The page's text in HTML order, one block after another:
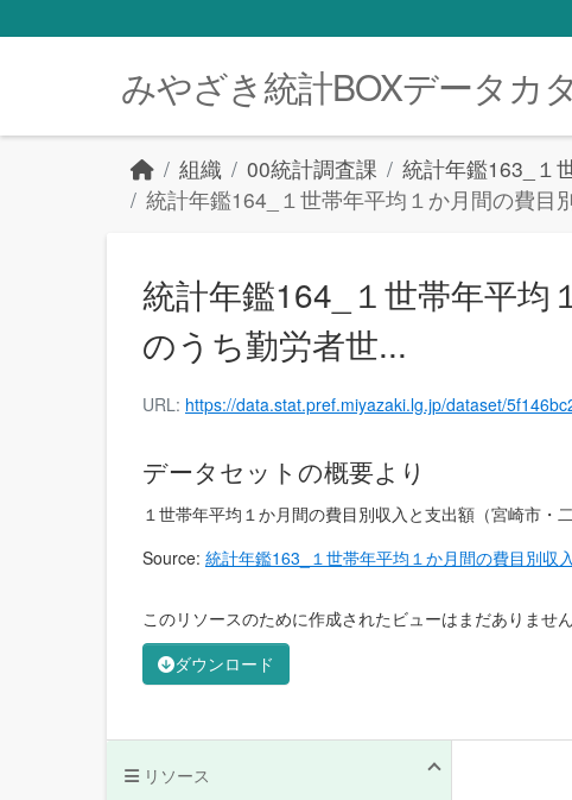
みやざき統計BOXデータカ
組織 00統計調査課
統計年鑑163_１
統計年鑑164_１世帯年平均１か月間の費目
ダウンロード
統計年鑑164_１世帯年平均
のうち勤労者世...
URL: https://data.stat.pref.miyazaki.lg.jp/dataset/
データセットの概要より
１世帯年平均１か月間の費目別収入と支出額（宮崎市・
Source: 統計年鑑163_１世帯年平均１か月間の費目別収
このリソースのために作成されたビューはまだありません
リソース